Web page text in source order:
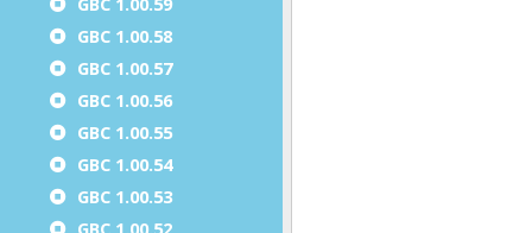
GBC 1.00.58
GBC 1.00.57
GBC 1.00.56
GBC 1.00.55
GBC 1.00.54
GBC 1.00.53
GBC 1.00.52